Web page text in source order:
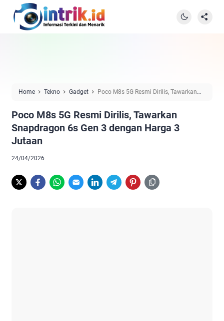
Home Tekno Gadget
Poco M8s 5G Resmi Dirilis, Tawarkan
Poco M8s 5G Resmi Dirilis, Tawarkan
Snapdragon 6s Gen 3 dengan Harga 3
Jutaan
24/04/2026